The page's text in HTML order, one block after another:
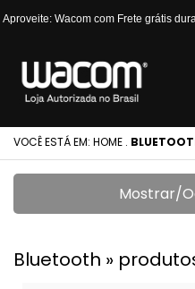
Aproveite: Wacom com Frete grátis
VOCÊ ESTÁ EM: HOME .
Mostrar/
Bluetooth »